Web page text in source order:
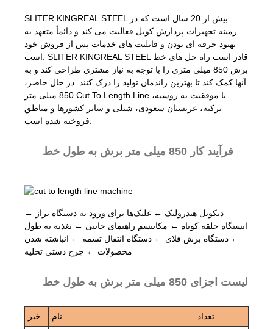
SLITER KINGREAL STEEL بیش از 20 سال است که در
زمینه تجهیزات پردازش کویل فعالیت می کند و دائماً متعهد به
بهبود حرفه ای بودن و قابلیت های خدمات پس از فروش خود
است. SLITER KINGREAL STEEL قادر است راه حل های خط
برش 850 میلی متری را با توجه به نیاز مشتری طراحی کند و به
آنها کمک کند تا بهترین راندمان تولید را درک کنند. در حال حاضر،
850 میلی متر Cut To Length Line با موفقیت به روسیه،
ترکیه، عربستان سعودی، شیلی و سایر کشورها و مناطق
فرآیند کار 850 میلی متر برش به طول خط
دیکویل هیدرولیک ← غلتک‌ها برای ورود به دستگاه تراز ←
ایستگاه حلقه کوتاه ← مکانیسم راهنمای جانبی ← تغذیه به طول
← دستگاه برش فلای ← دستگاه انتقال تسمه ← انباشته شدن
محصولات ← چرخ دستی تخلیه
لیست اجزای 850 میلی متر برش به طول خط
خیر نام
تعداد